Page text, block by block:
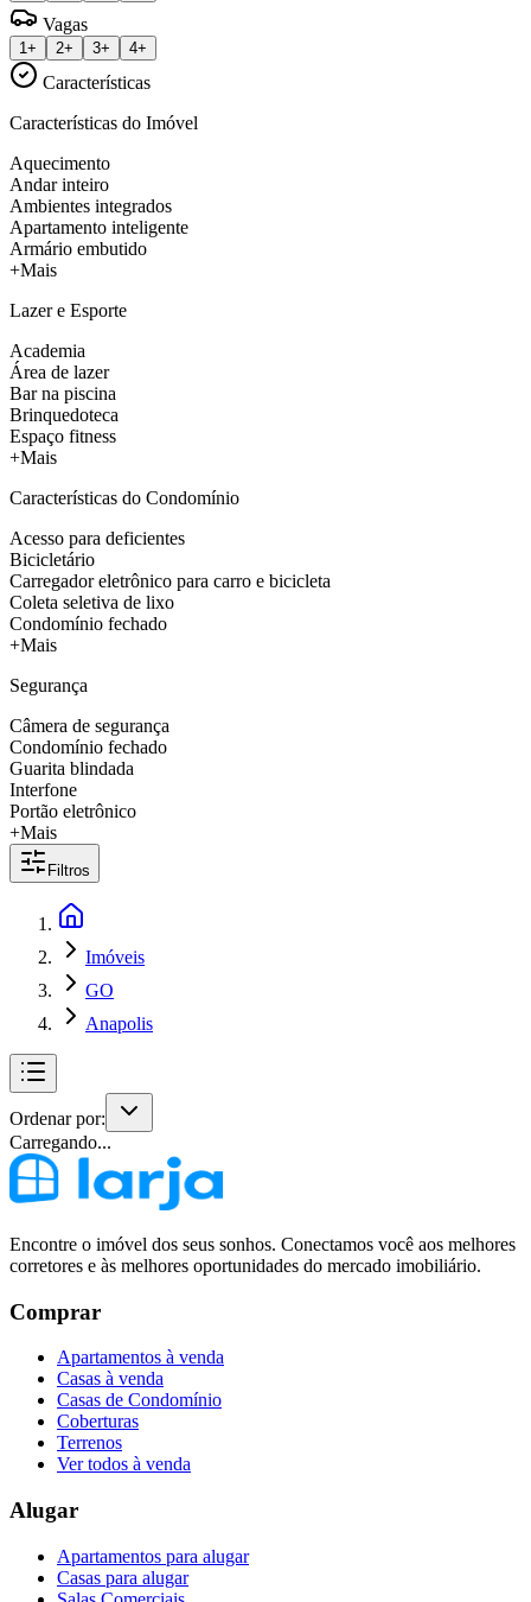
Vagas
1+ 2+ 3+ 4+
Características
Características do Imóvel
Aquecimento
Andar inteiro
Ambientes integrados
Apartamento inteligente
Armário embutido
+Mais
Lazer e Esporte
Academia
Área de lazer
Bar na piscina
Brinquedoteca
Espaço fitness
+Mais
Características do Condomínio
Acesso para deficientes
Bicicletário
Carregador eletrônico para carro e bicicleta
Coleta seletiva de lixo
Condomínio fechado
+Mais
Segurança
Câmera de segurança
Condomínio fechado
Guarita blindada
Interfone
Portão eletrônico
+Mais
Filtros
Imóveis
GO
Anapolis
Ordenar por:
Carregando...
Encontre o imóvel dos seus sonhos. Conectamos você aos melhores
corretores e às melhores oportunidades do mercado imobiliário.
Comprar
Apartamentos à venda
Casas à venda
Casas de Condomínio
Coberturas
Terrenos
Ver todos à venda
Alugar
Apartamentos para alugar
Casas para alugar